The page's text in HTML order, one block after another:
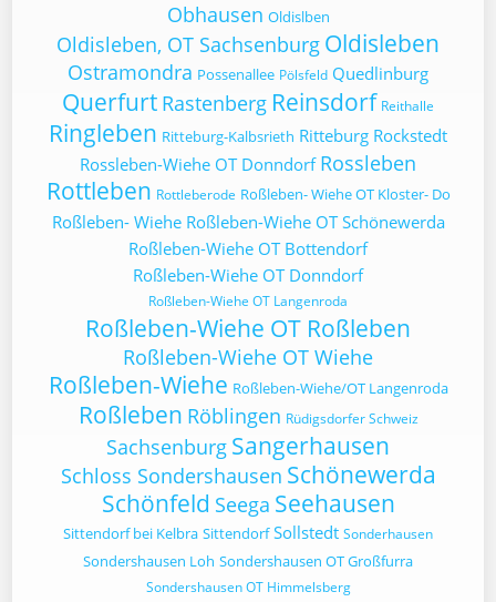
Obhausen Oldislben
Oldisleben, OT Sachsenburg Oldisleben
Ostramondra Possenallee Pölsfeld Quedlinburg
Querfurt Rastenberg Reinsdorf Reithalle
Ringleben Ritteburg-Kalbsrieth Ritteburg Rockstedt
Rossleben-Wiehe OT Donndorf Rossleben
Rottleben Rottleberode Roßleben- Wiehe OT Kloster- Do
Roßleben- Wiehe Roßleben-Wiehe OT Schönewerda
Roßleben-Wiehe OT Bottendorf
Roßleben-Wiehe OT Donndorf
Roßleben-Wiehe OT Langenroda
Roßleben-Wiehe OT Roßleben
Roßleben-Wiehe OT Wiehe
Roßleben-Wiehe Roßleben-Wiehe/OT Langenroda
Roßleben Röblingen Rüdigsdorfer Schweiz
Sachsenburg Sangerhausen
Schloss Sondershausen Schönewerda
Schönfeld Seega Seehausen
Sittendorf bei Kelbra Sittendorf Sollstedt Sonderhausen
Sondershausen Loh Sondershausen OT Großfurra
Sondershausen OT Himmelsberg